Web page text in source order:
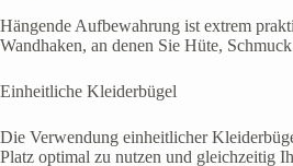
Hängende Aufbewahrung ist extrem
Wandhaken, an denen Sie Hüte,
Einheitliche Kleiderbügel
Die Verwendung einheitlicher
Platz optimal zu nutzen und gleichzeitig